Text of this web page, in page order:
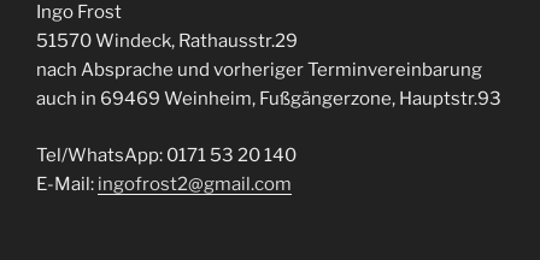
Ingo Frost
51570 Windeck, Rathausstr.29
nach Absprache und vorheriger Terminvereinbarung
auch in 69469 Weinheim, Fußgängerzone, Hauptstr.93
Tel/WhatsApp: 0171 53 20 140
E-Mail: ingofrost2@gmail.com